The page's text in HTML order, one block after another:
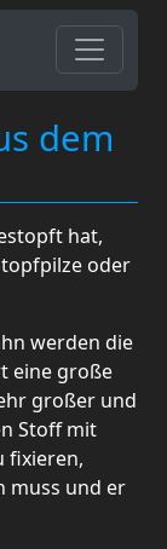
dem
hat,
oder
werden die
eine große
großer und
Stoff mit
fixieren,
muss und er